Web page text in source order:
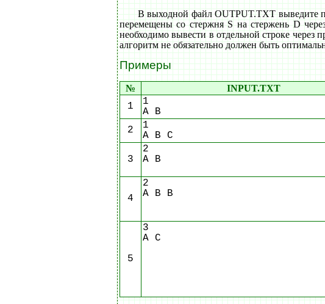
В выходной файл OUTPUT.TXT выведите
перемещены со стержня S на стержень D
необходимо вывести в отдельной строке
алгоритм не обязательно должен быть
Примеры
№ INPUT.TXT
1
1
A B
2
1
A B C
3
2
A B
4
2
A B B
5
3
A C